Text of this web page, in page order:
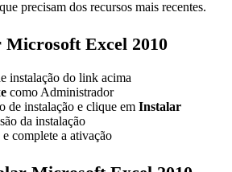
precisam dos recursos mais recentes.
Microsoft Excel 2010
instalação do link acima
como Administrador
de instalação e clique em Instalar
da instalação
complete a ativação